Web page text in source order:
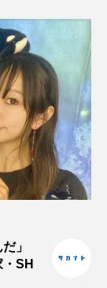
固有種
ールド
魚
寄生
」
SH